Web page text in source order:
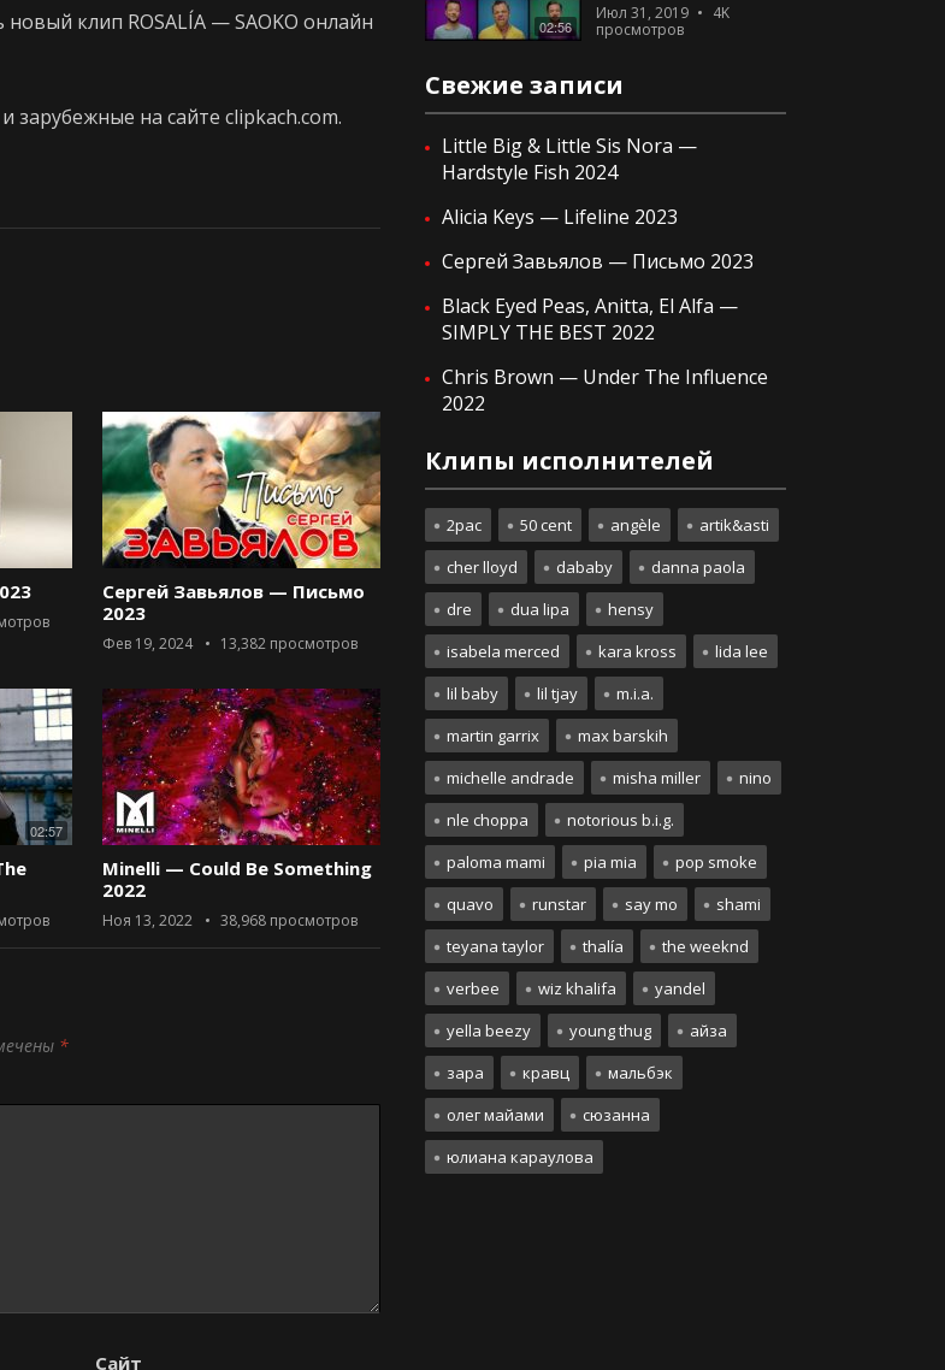
новый клип ROSALÍA — SAOKO онлайн
на сайте clipkach.com.
Сергей Завьялов — Письмо
2023
Фев 19, 2024 13,382 просмотров
02:57
Minelli — Could Be Something
2022
Ноя 13, 2022 38,968 просмотров
*
Сайт
02:56
Июл 31, 2019
4K
просмотров
Свежие записи
Little Big & Little Sis Nora —
Hardstyle Fish 2024
Alicia Keys — Lifeline 2023
Сергей Завьялов — Письмо 2023
Black Eyed Peas, Anitta, El Alfa —
SIMPLY THE BEST 2022
Chris Brown — Under The Influence
2022
Клипы исполнителей
2pac 50 cent angèle
artik&asti
cher lloyd
dababy
danna paola
dre
dua lipa
hensy
isabela merced
kara kross
lida lee
lil baby
lil tjay
m.i.a.
martin garrix
max barskih
michelle andrade
misha miller
nino
nle choppa
notorious b.i.g.
paloma mami
pia mia
pop smoke
quavo
runstar say mo
shami
teyana taylor
thalía
the weeknd
verbee
wiz khalifa
yandel
yella beezy
young thug
айза
зара
кравц
мальбэк
олег майами
сюзанна
юлиана караулова